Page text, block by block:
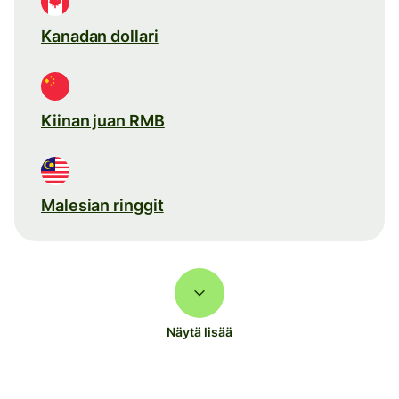
Kanadan dollari
Kiinan juan RMB
Malesian ringgit
Näytä lisää